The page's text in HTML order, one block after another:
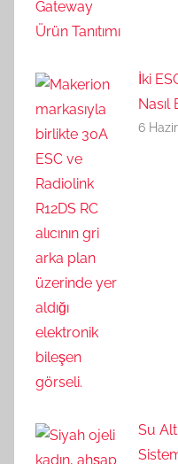
İki
Nasıl
6
Su